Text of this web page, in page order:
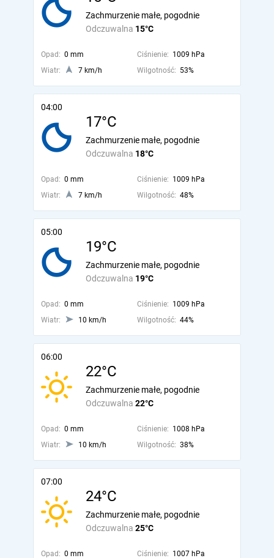
Odczuwalna 15°C
Zachmurzenie małe, pogodnie
Opad: 0 mm Ciśnienie: 1009 hPa
Wiatr:
7 km/h Wilgotność: 53%
04:00
17°C
Odczuwalna 18°C
Zachmurzenie małe, pogodnie
Opad: 0 mm Ciśnienie: 1009 hPa
Wiatr:
7 km/h Wilgotność: 48%
05:00
19°C
Odczuwalna 19°C
Zachmurzenie małe, pogodnie
Opad: 0 mm Ciśnienie: 1009 hPa
Wiatr:
10 km/h Wilgotność: 44%
06:00
22°C
Odczuwalna 22°C
Zachmurzenie małe, pogodnie
Opad: 0 mm Ciśnienie: 1008 hPa
Wiatr:
10 km/h Wilgotność: 38%
07:00
24°C
Odczuwalna 25°C
Zachmurzenie małe, pogodnie
Opad: 0 mm Ciśnienie: 1007 hPa